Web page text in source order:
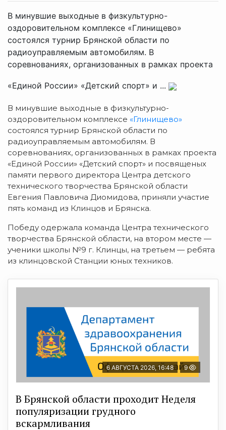
В минувшие выходные в физкультурно-
оздоровительном комплексе «Глинищево»
состоялся турнир Брянской области по
радиоуправляемым автомобилям. В
соревнованиях, организованных в рамках проекта
«Единой России» «Детский спорт» и ...
В минувшие выходные в физкультурно-
оздоровительном комплексе «Глинищево»
состоялся турнир Брянской области по
радиоуправляемым автомобилям. В
соревнованиях, организованных в рамках проекта
«Единой России» «Детский спорт» и посвященых
памяти первого директора Центра детского
технического творчества Брянской области
Евгения Павловича Диомидова, приняли участие
пять команд из Клинцов и Брянска.
Победу одержала команда Центра технического
творчества Брянской области, на втором месте —
ученики школы №9 г. Клинцы, на третьем — ребята
из клинцовской Станции юных техников.
6 АВГУСТА 2026, 16:48 9
В Брянской области проходит Неделя
популяризации грудного
вскармливания